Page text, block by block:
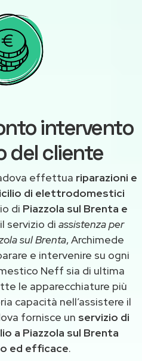
intervento
del cliente
effettua riparazioni e
di elettrodomestici
di Piazzola sul Brenta e
servizio di assistenza per
sul Brenta, Archimede
e intervenire su ogni
Neff sia di ultima
le apparecchiature più
capacità nell’assistere il
fornisce un servizio di
a Piazzola sul Brenta
ed efficace.